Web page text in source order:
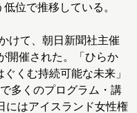
低位で推移している。
けて、朝日新聞社主催
開催された。「ひらか
くむ持続可能な未来」
多くのプログラム・講
にはアイスランド女性権